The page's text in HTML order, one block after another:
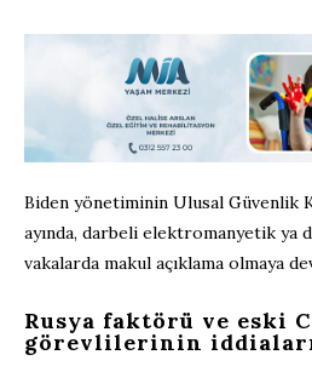
Biden yönetiminin Ulusal Güvenlik
ayında, darbeli elektromanyetik ya
vakalarda makul açıklama olmaya
Rusya faktörü ve eski
görevlilerinin